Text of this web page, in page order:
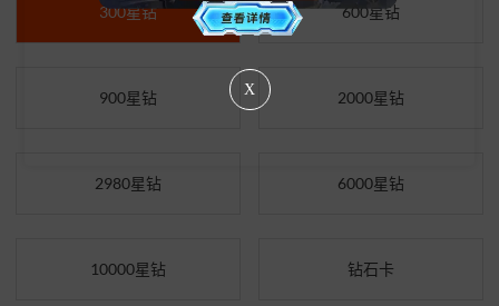
300星钻 600星钻
900星钻 2000星钻
2980星钻 6000星钻
10000星钻 钻石卡
X